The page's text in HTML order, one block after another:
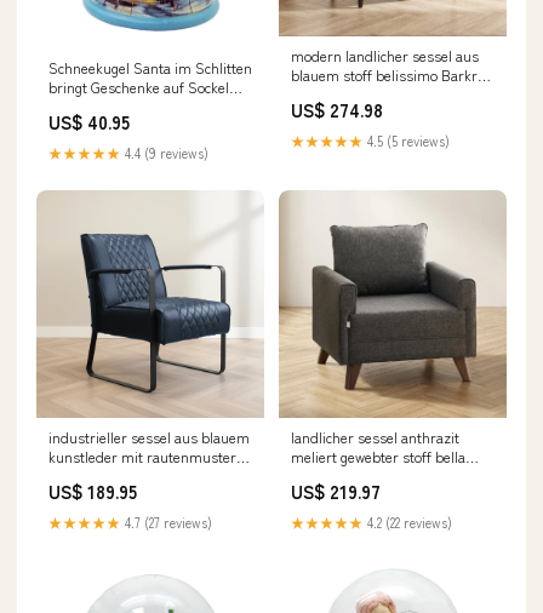
Schneekugel Santa im Schlitten
bringt Geschenke auf Sockel
mit Spieluhr 10 cm
Durchmesser Romantische
Berge
US$ 40.95
★★★★★ 4.4 (9 reviews)
modern landlicher sessel aus
blauem stoff belissimo Barkruk
groen
US$ 274.98
★★★★★ 4.5 (5 reviews)
industrieller sessel aus blauem
kunstleder mit rautenmuster
US$ 189.95
★★★★★ 4.7 (27 reviews)
landlicher sessel anthrazit
meliert gewebter stoff bella
US$ 219.97
★★★★★ 4.2 (22 reviews)